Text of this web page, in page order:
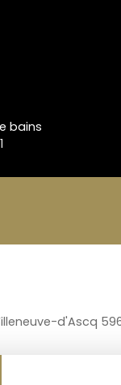
bains
1
d'Ascq